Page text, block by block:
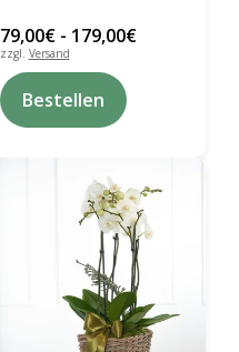
79,00€- 179,00€
zzgl. Versand
Bestellen
Produkt
Die
Optionen
können
auf
der
Produktseite
gewählt
werden